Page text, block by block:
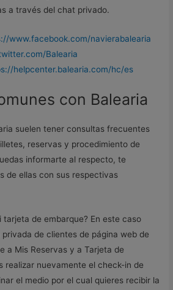
a través del chat privado.
www.facebook.com/navierabalearia
Balearia
helpcenter.balearia.com/hc/es
con Balearia
suelen tener consultas frecuentes
reservas y procedimiento de
informarte al respecto, te
de ellas con sus respectivas
tarjeta de embarque? En este caso
de clientes de página web de
a Mis Reservas y a Tarjeta de
realizar nuevamente el check-in de
el medio por el cual quieres recibir la